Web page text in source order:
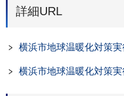
詳細URL
横浜市地球温暖化対策
横浜市地球温暖化対策実